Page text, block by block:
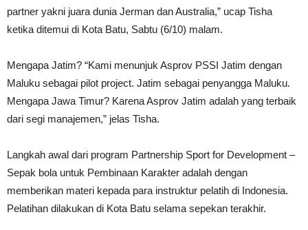
partner yakni juara dunia Jerman dan Australia,” ucap Tisha
ketika ditemui di Kota Batu, Sabtu (6/10) malam.
Mengapa Jatim? “Kami menunjuk Asprov PSSI Jatim dengan
Maluku sebagai pilot project. Jatim sebagai penyangga Maluku.
Mengapa Jawa Timur? Karena Asprov Jatim adalah yang terbaik
dari segi manajemen,” jelas Tisha.
Langkah awal dari program Partnership Sport for Development –
Sepak bola untuk Pembinaan Karakter adalah dengan
memberikan materi kepada para instruktur pelatih di Indonesia.
Pelatihan dilakukan di Kota Batu selama sepekan terakhir.